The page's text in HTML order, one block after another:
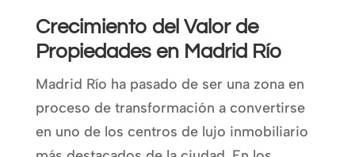
Crecimiento del Valor de
Propiedades en Madrid Río
Madrid Río ha pasado de ser una zona en
proceso de transformación a convertirse
en uno de los centros de lujo inmobiliario